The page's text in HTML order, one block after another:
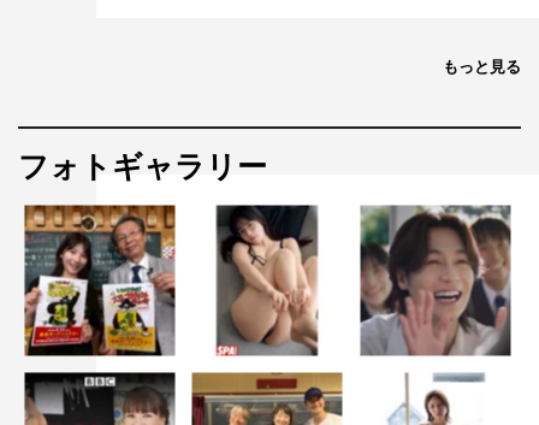
もっと見る
フォトギャラリー